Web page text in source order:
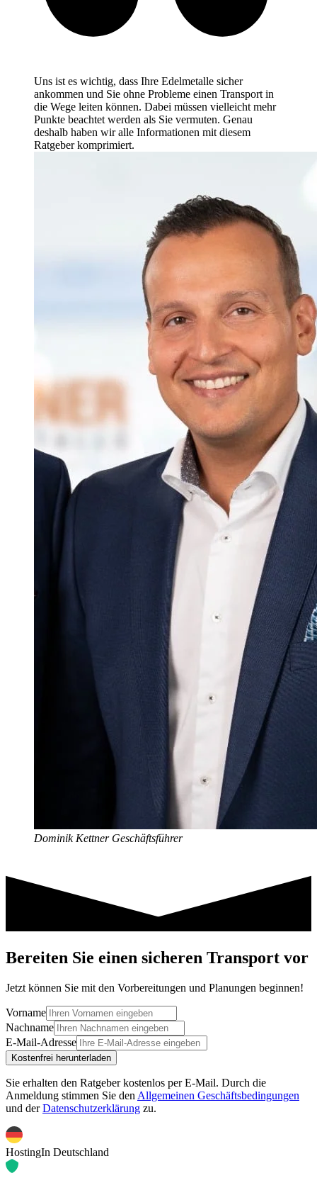
Uns ist es wichtig, dass Ihre Edelmetalle sicher
ankommen und Sie ohne Probleme einen Transport in
die Wege leiten können. Dabei müssen vielleicht mehr
Punkte beachtet werden als Sie vermuten. Genau
deshalb haben wir alle Informationen mit diesem
Ratgeber komprimiert.
Dominik Kettner Geschäftsführer
Bereiten Sie einen sicheren Transport vor
Jetzt können Sie mit den Vorbereitungen und Planungen beginnen!
Vorname
Nachname
E-Mail-Adresse
Kostenfrei herunterladen
Sie erhalten den Ratgeber kostenlos per E-Mail. Durch die
Anmeldung stimmen Sie den Allgemeinen Geschäftsbedingungen
und derDatenschutzerklärung zu.
HostingIn Deutschland